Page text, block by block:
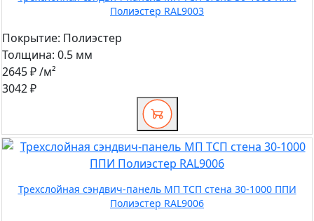
Полиэстер RAL9003
Покрытие: Полиэстер
Толщина: 0.5 мм
2645 ₽/м²
3042 ₽
Трехслойная сэндвич-панель МП ТСП стена 30-1000 ППИ
Полиэстер RAL9006